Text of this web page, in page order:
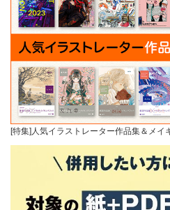
[特集]人気イラストレーター作品集＆メイ